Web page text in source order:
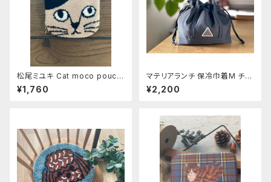
松尾ミユキ Cat moco pouch
《Pumpkin》
¥1,760
マテリアランチ 保冷巾着M チャ
コール
¥2,200